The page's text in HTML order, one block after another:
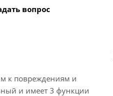
вопрос
к повреждениям и
и имеет 3 функции